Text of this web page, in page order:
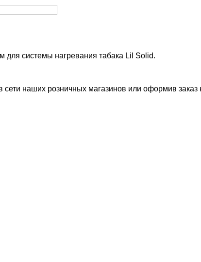
системы нагревания табака Lil Solid.
наших розничных магазинов или оформив